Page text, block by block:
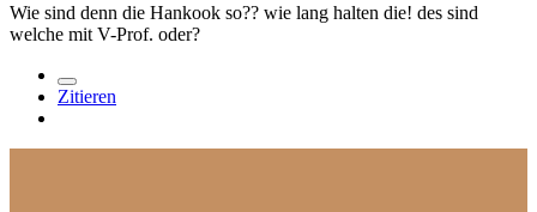
Wie sind denn die Hankook so?? wie lang halten die! des sind
welche mit V-Prof. oder?
Zitieren